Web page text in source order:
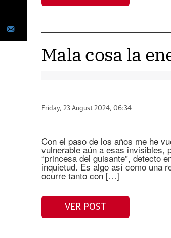
Mala cosa la
Friday, 23 August 2024, 06:34
Con el paso de los años me he
vulnerable aún a esas invisibles,
“princesa del guisante”, detecto
inquietud. Es algo así como una
ocurre tanto con […]
VER POST